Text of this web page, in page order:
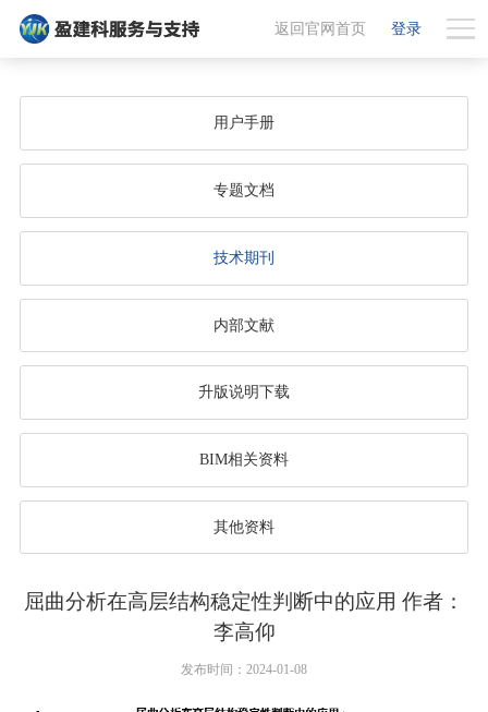
登录
返回官网首页
用户手册
专题文档
技术期刊
内部文献
升版说明下载
BIM相关资料
其他资料
屈曲分析在高层结构稳定性判断中的应用 作者：
李高仰
发布时间：2024-01-08